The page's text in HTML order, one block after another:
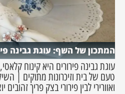
המתכון של השף: עוגת גבינה
עוגת גבינה פירורים היא קינוח
טעם של בית וזיכרונות מתוקים |
ואוורירי לבין פירורי בצק פריך